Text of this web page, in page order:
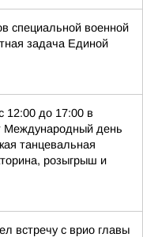
специальной военной
задача Единой
12:00 до 17:00 в
Международный день
танцевальная
розыгрыш и
встречу с врио главы